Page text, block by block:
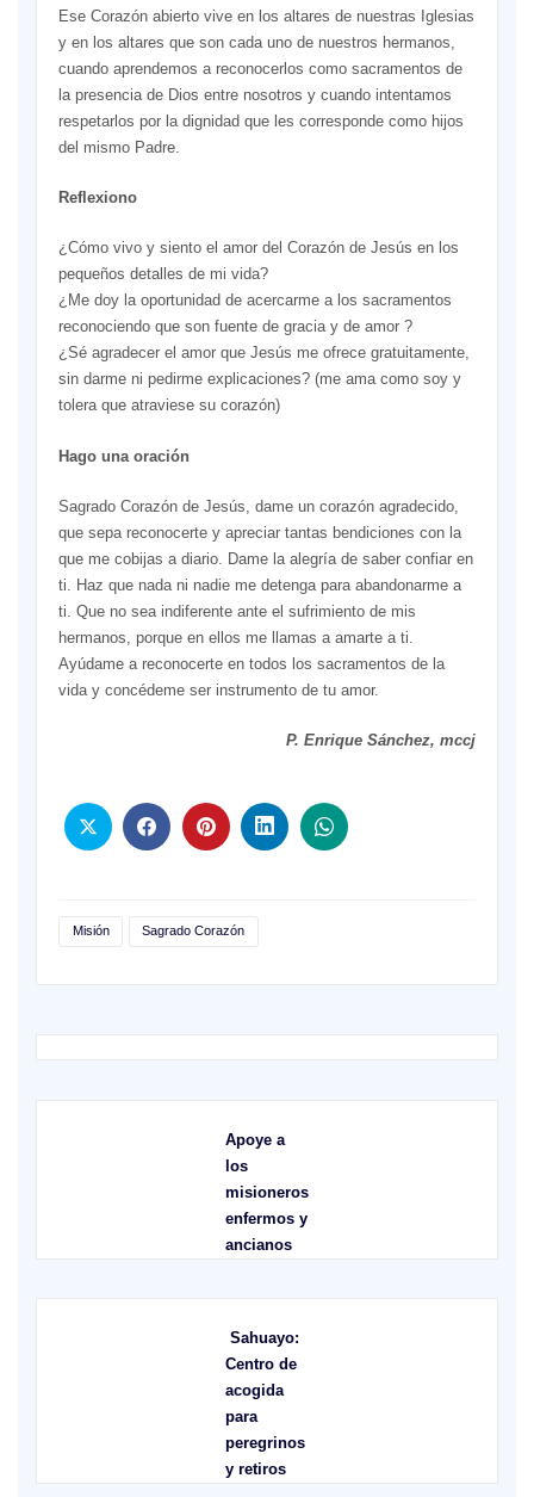
Ese Corazón abierto vive en los altares de nuestras Iglesias
y en los altares que son cada uno de nuestros hermanos,
cuando aprendemos a reconocerlos como sacramentos de
la presencia de Dios entre nosotros y cuando intentamos
respetarlos por la dignidad que les corresponde como hijos
del mismo Padre.
Reflexiono
¿Cómo vivo y siento el amor del Corazón de Jesús en los
pequeños detalles de mi vida?
¿Me doy la oportunidad de acercarme a los sacramentos
reconociendo que son fuente de gracia y de amor ?
¿Sé agradecer el amor que Jesús me ofrece gratuitamente,
sin darme ni pedirme explicaciones? (me ama como soy y
tolera que atraviese su corazón)
Hago una oración
Sagrado Corazón de Jesús, dame un corazón agradecido,
que sepa reconocerte y apreciar tantas bendiciones con la
que me cobijas a diario. Dame la alegría de saber confiar en
ti. Haz que nada ni nadie me detenga para abandonarme a
ti. Que no sea indiferente ante el sufrimiento de mis
hermanos, porque en ellos me llamas a amarte a ti.
Ayúdame a reconocerte en todos los sacramentos de la
vida y concédeme ser instrumento de tu amor.
P. Enrique Sánchez, mccj
Misión Sagrado Corazón
Apoye a
los
misioneros
enfermos y
ancianos
Sahuayo:
Centro de
acogida
para
peregrinos
y retiros